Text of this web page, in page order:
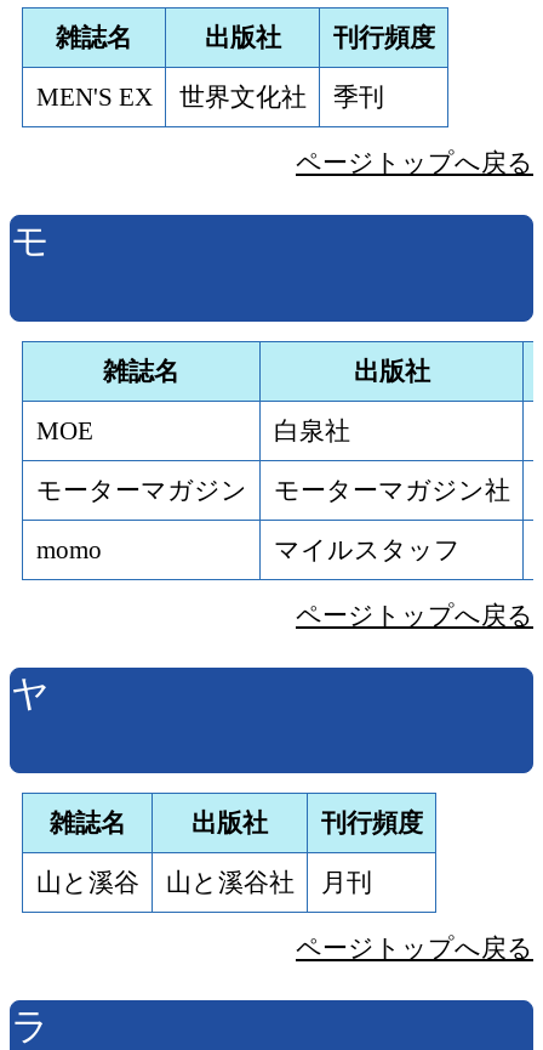
雑誌名 出版社 刊行頻度
MEN'S EX 世界文化社 季刊
ページトップへ戻る
モ
雑誌名 出版社
MOE 白泉社
モーターマガジン モーターマガジン社
momo マイルスタッフ
ページトップへ戻る
ヤ
雑誌名 出版社 刊行頻度
山と溪谷 山と溪谷社 月刊
ページトップへ戻る
ラ